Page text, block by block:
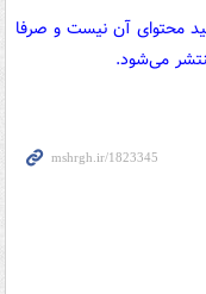
محتوای آن نیست و صرفا
می‌شود.